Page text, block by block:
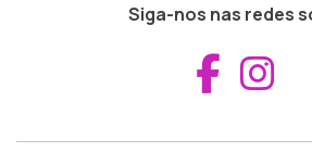
Siga-nos nas redes